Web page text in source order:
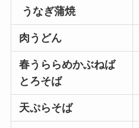
うなぎ蒲焼
肉うどん
春うららめかぶねば
とろそば
天ぷらそば